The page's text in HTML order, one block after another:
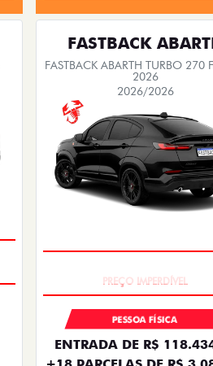
FASTBACK
FASTBACK ABARTH TURBO 270
2026
2026/2026
PESSOA FÍSICA
ENTRADA DE R$